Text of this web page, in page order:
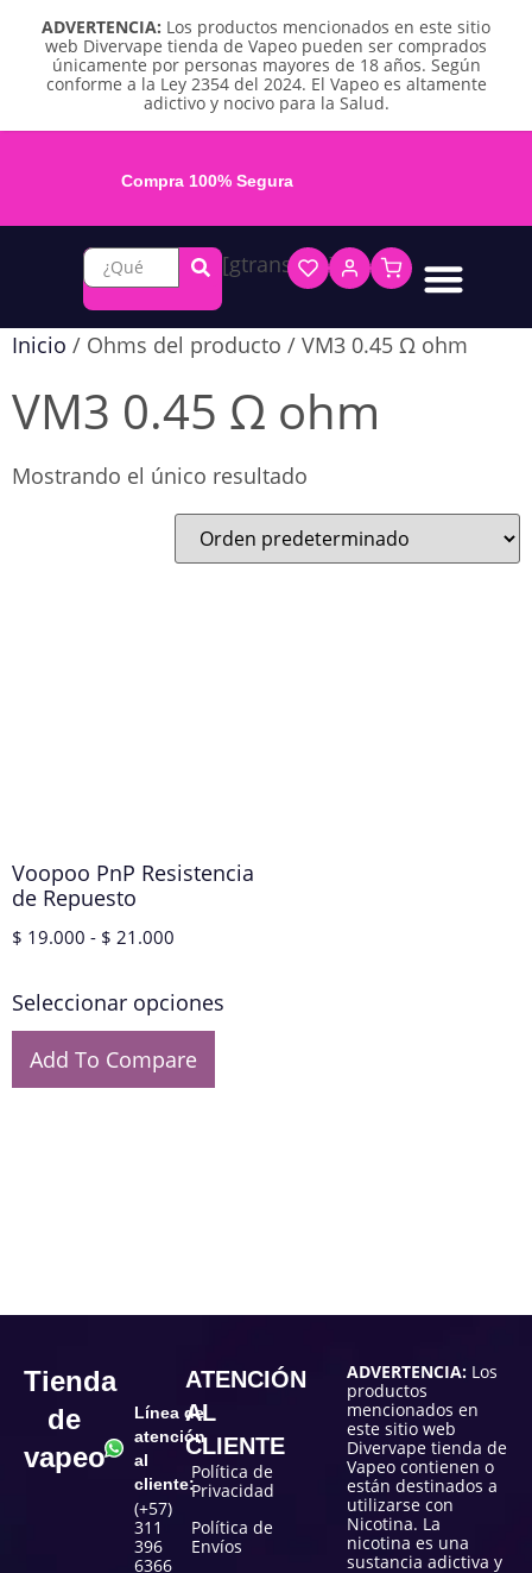
ADVERTENCIA: Los productos mencionados en este sitio
web Divervape tienda de Vapeo pueden ser comprados
únicamente por personas mayores de 18 años. Según
conforme a la Ley 2354 del 2024. El Vapeo es altamente
adictivo y nocivo para la Salud.
Compra 100% Segura
[gtranslate]
Inicio / Ohms del producto / VM3 0.45 Ω ohm
VM3 0.45 Ω ohm
Mostrando el único resultado
Voopoo PnP Resistencia
de Repuesto
$ 19.000 - $ 21.000
Seleccionar opciones
Add To Compare
Tienda
de
vapeo
Línea de
atención
al
cliente:
(+57)
311
396
6366
ATENCIÓN
AL
CLIENTE
Política de
Privacidad
Política de
Envíos
ADVERTENCIA: Los
productos
mencionados en
este sitio web
Divervape tienda de
Vapeo contienen o
están destinados a
utilizarse con
Nicotina. La
nicotina es una
sustancia adictiva y